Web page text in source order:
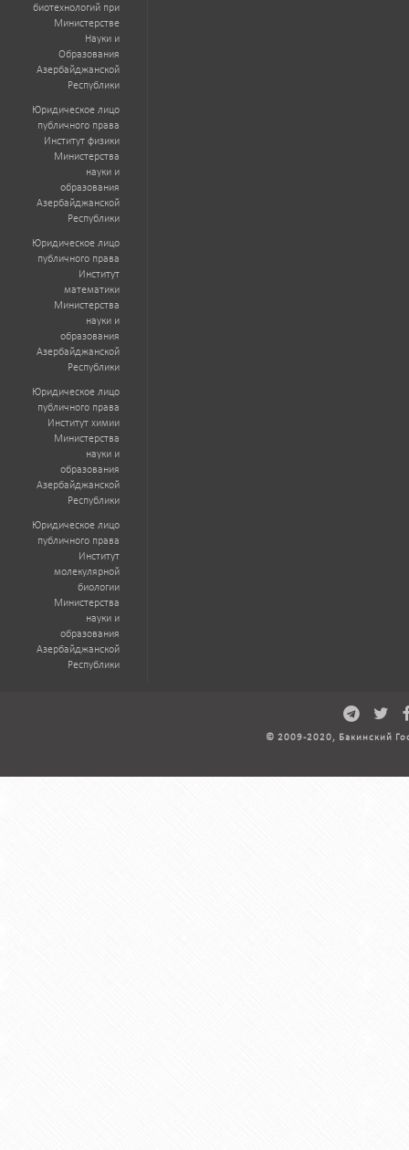
биотехнологий при
Министерстве
Науки и
Образования
Азербайджанской
Республики
Юридическое лицо
публичного права
Институт физики
Министерства
науки и
образования
Азербайджанской
Республики
Юридическое лицо
публичного права
Институт
математики
Министерства
науки и
образования
Азербайджанской
Республики
Юридическое лицо
публичного права
Институт химии
Министерства
науки и
образования
Азербайджанской
Республики
Юридическое лицо
публичного права
Институт
молекулярной
биологии
Министерства
науки и
образования
Азербайджанской
Республики
© 2009-2020, Бакинский